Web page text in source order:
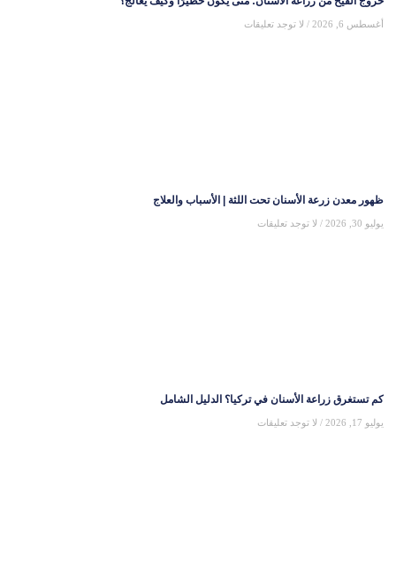
أغسطس 6, 2026 لا توجد تعليقات
ظهور معدن زرعة الأسنان تحت اللثة | الأسباب والعلاج
يوليو 30, 2026 لا توجد تعليقات
كم تستغرق زراعة الأسنان في تركيا؟ الدليل الشامل
يوليو 17, 2026 لا توجد تعليقات